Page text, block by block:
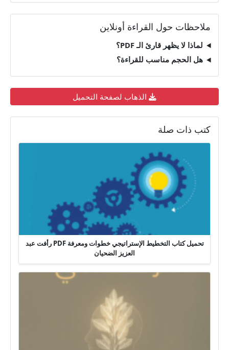
ملاحظات حول القراءة أونلاين
لماذا لا يظهر قارئ الـ PDF؟
هل الحجم مناسب للقراءة؟
الذهاب لصفحة التحميل
كتب ذات صلة
تحميل كتاب التخطيط الإستراتيجي خطوات ومعرفة PDF رأفت عبد
العزيز الضحيان